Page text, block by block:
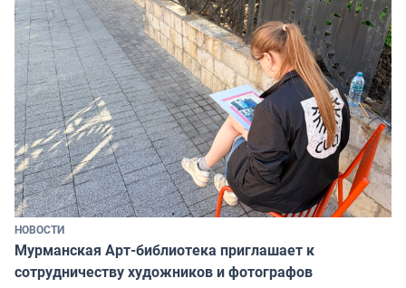
НОВОСТИ
Мурманская Арт-библиотека приглашает к
сотрудничеству художников и фотографов